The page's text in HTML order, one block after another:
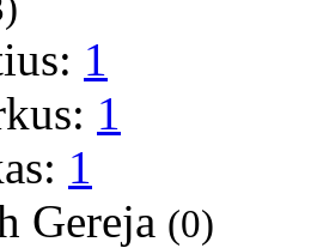
1
1
1
Gereja (0)